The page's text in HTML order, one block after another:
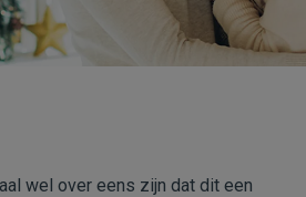
wel over eens zijn dat dit een